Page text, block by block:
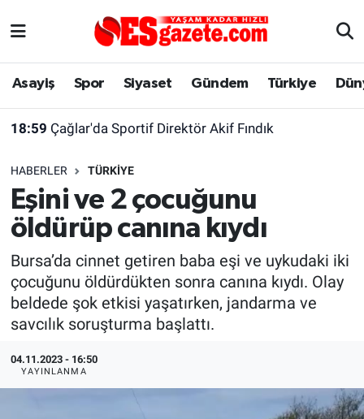
Asayiş Spor Siyaset Gündem Türkiye
18:59 Çağlar'da Sportif Direktör Akif Fındık
HABERLER TÜRKIYE
Eşini ve 2 çocuğunu
öldürüp canına kıydı
Bursa’da cinnet getiren baba eşi ve uykudaki iki
çocuğunu öldürdükten sonra canına kıydı. Olay
beldede şok etkisi yaşatırken, jandarma ve
savcılık soruşturma başlattı.
04.11.2023 - 16:50
YAYINLANMA
Asayiş
Gündem
Türkiye
Dünya
Sağlık
Alış-Veriş/İş dünyası
Yaşam
Eskişehirspor Arşivi
Eskişehir Arşivi
Röportaj
Ekonomi
Kültür Sanat
Politika
Eskişehir Nöbetçi Eczaneler
Süper Lig Puan Durumu ve Fikstür
Tüm Manşetler
Son Dakika Haberleri
Haber Arşivi